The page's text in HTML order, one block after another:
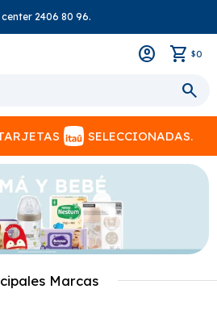
center 2406 80 96.
$0
SELECCIONADAS.
Marcas